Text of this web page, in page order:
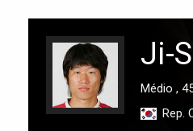
Ji-
Médio ,
Rep.